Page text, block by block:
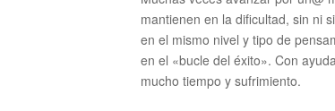
mantienen en la dificultad, sin ni
en el mismo nivel y tipo de
en el «bucle del éxito». Con
mucho tiempo y sufrimiento.